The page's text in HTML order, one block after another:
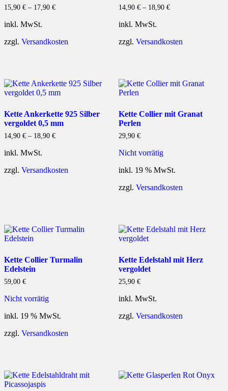
15,90 € – 17,90 €
inkl. MwSt.
zzgl. Versandkosten
14,90 €– 18,90 €
inkl. MwSt.
zzgl. Versandkosten
Kette Ankerkette 925 Silber
vergoldet 0,5 mm
14,90 € – 18,90 €
inkl. MwSt.
zzgl. Versandkosten
Kette Collier mit Granat
Perlen
29,90 €
Nicht vorrätig
inkl. 19 % MwSt.
zzgl. Versandkosten
Kette Collier Turmalin
Edelstein
59,00 €
Nicht vorrätig
inkl. 19 % MwSt.
zzgl. Versandkosten
Kette Edelstahl mit Herz
vergoldet
25,90 €
inkl. MwSt.
zzgl. Versandkosten